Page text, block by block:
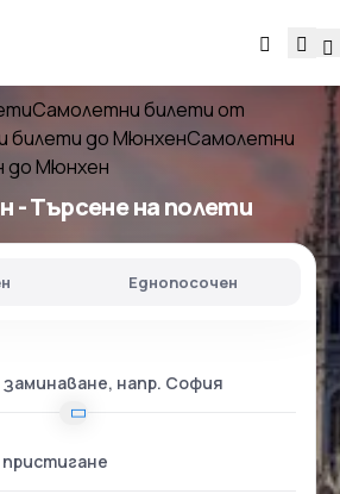
Самолетни билети от
билети до МюнхенСамолетни
до Мюнхен
- Търсене на полети
Еднопосочен